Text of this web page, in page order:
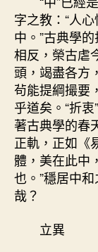
字之教：“人
中。”古典學
相反，榮古虐
頭，竭盡各方
茍能提綱撮要
乎道矣。“折
著古典學的春
正軌，正如《
體，美在此中
也。”穩居中
哉？
立異